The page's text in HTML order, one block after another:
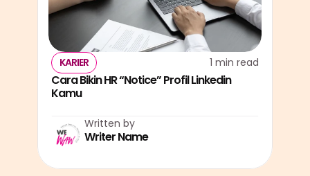
KARIER 1 min read
Cara Bikin HR “Notice” Profil Linkedin
Kamu
Written by
Writer Name